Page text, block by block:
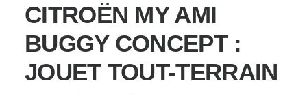
CITROËN MY AMI
BUGGY CONCEPT :
JOUET TOUT-TERRAIN